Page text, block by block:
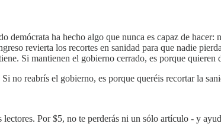
demócrata ha hecho algo que nunca es capaz de
revierta los recortes en sanidad para que nadie
Si mantienen el gobierno cerrado, es porque quieren
no reabrís el gobierno, es porque queréis recortar la
Por $5, no te perderás ni un sólo artículo - y